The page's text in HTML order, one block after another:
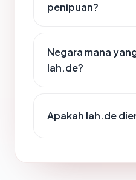
penipuan?
Negara mana
lah.de?
Apakah lah.de